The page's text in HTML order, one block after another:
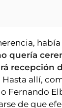
quería
recepción
Hasta allí,
Fernando
de que